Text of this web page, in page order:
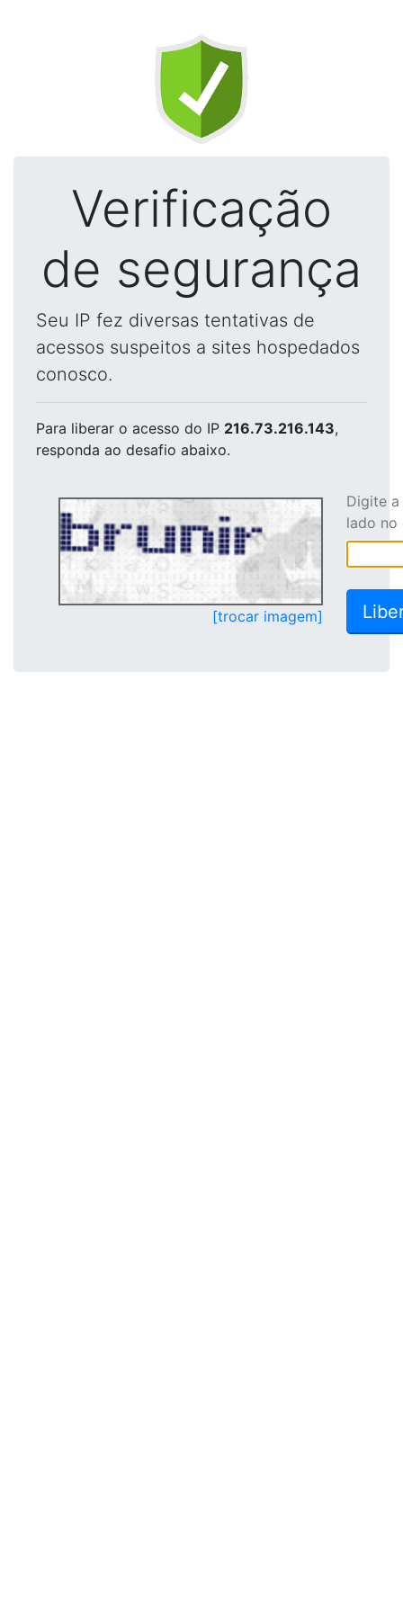
Verificação
de segurança
Seu IP fez diversas tentativas de
acessos suspeitos a sites hospedados
conosco.
Para liberar o acesso do IP 216.73.216.143,
responda ao desafio abaixo.
[trocar imagem]
Digite
lado no